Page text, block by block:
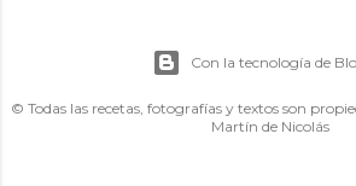
Con la tecnología de
© Todas las recetas, fotografías y textos son
Martín de Nicolás